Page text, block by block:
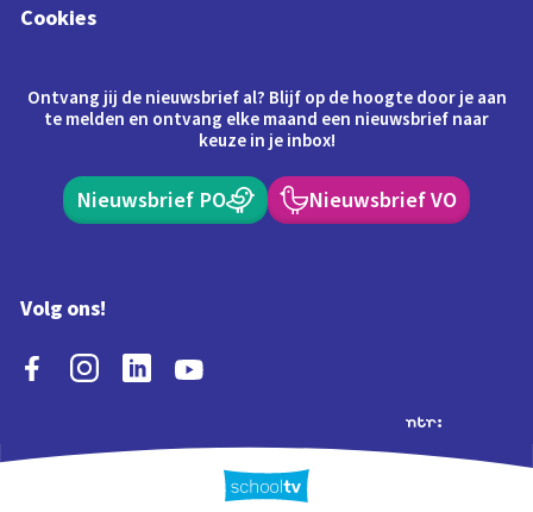
Cookies
Ontvang jij de nieuwsbrief al? Blijf op de hoogte door je aan
te melden en ontvang elke maand een nieuwsbrief naar
keuze in je inbox!
Nieuwsbrief PO Nieuwsbrief VO
Volg ons!